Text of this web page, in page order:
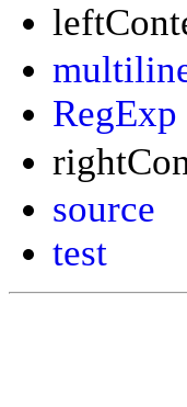
RegExp
source
test